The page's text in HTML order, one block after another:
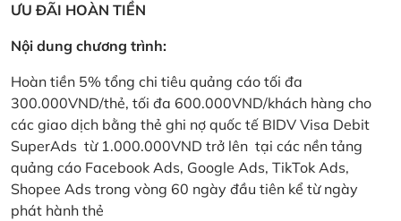
ƯU ĐÃI HOÀN TIỀN
Nội dung chương trình:
Hoàn tiền 5% tổng chi tiêu quảng cáo tối đa
300.000VND/thẻ, tối đa 600.000VND/khách hàng cho
các giao dịch bằng thẻ ghi nợ quốc tế BIDV Visa Debit
SuperAds từ 1.000.000VND trở lên tại các nền tảng
quảng cáo Facebook Ads, Google Ads, TikTok Ads,
Shopee Ads trong vòng 60 ngày đầu tiên kể từ ngày
phát hành thẻ